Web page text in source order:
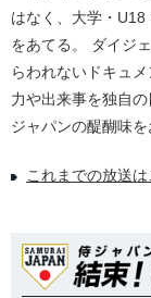
はなく、大学・
をあてる。 ダイジ
らわれないドキュ
力や出来事を独自
ジャパンの醍醐味を
これまでの放送は